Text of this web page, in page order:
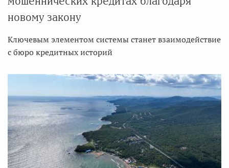
новому закону
Ключевым элементом системы станет взаимодействие
с бюро кредитных историй